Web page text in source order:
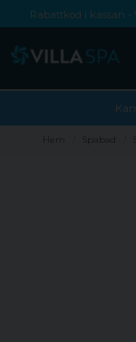
Rabattkod i kassan -
Hem Spabad